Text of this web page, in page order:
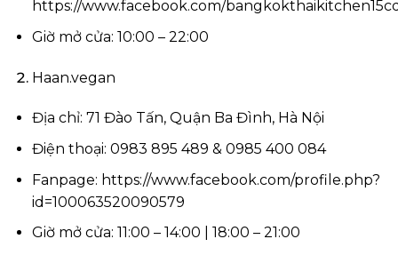
https://www.facebook.com/
Giờ mở cửa: 10:00 – 22:00
Haan.vegan
Địa chỉ: 71 Đào Tấn, Quận Ba Đình, Hà Nội
Điện thoại: 0983 895 489 & 0985 400 084
Fanpage: https://www.facebook.com/profile.php?
id=100063520090579
Giờ mở cửa: 11:00 – 14:00 | 18:00 – 21:00